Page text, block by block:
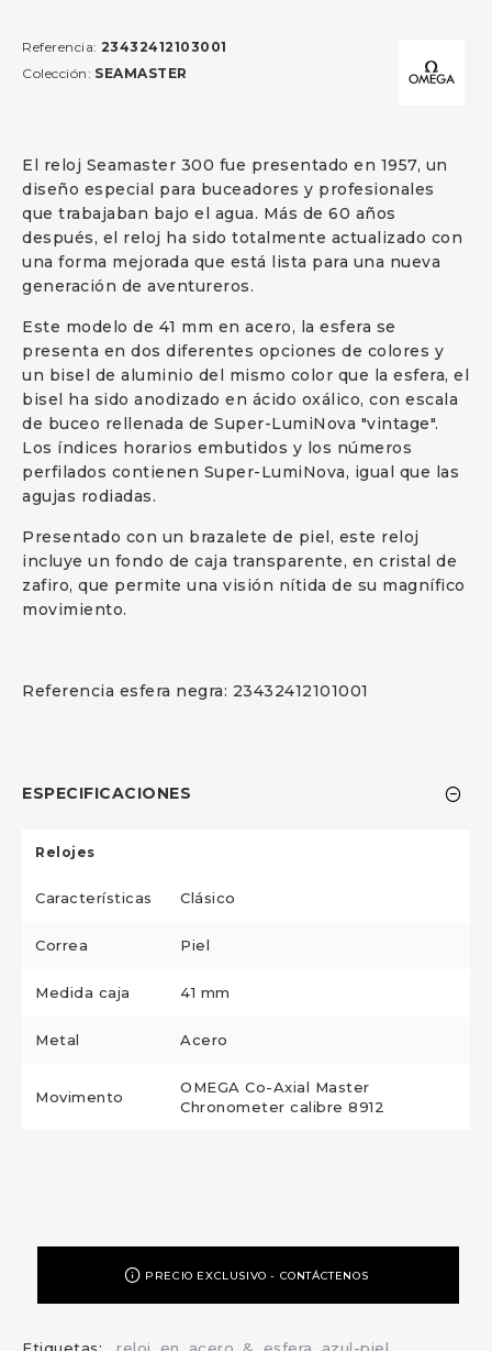
El reloj Seamaster 300 fue presentado en 1957, un
diseño especial para buceadores y profesionales
que trabajaban bajo el agua. Más de 60 años
después, el reloj ha sido totalmente actualizado con
una forma mejorada que está lista para una nueva
generación de aventureros.
Este modelo de 41 mm en acero, la esfera se
presenta en dos diferentes opciones de colores y
un bisel de aluminio del mismo color que la esfera, el
bisel ha sido anodizado en ácido oxálico, con escala
de buceo rellenada de Super-LumiNova "vintage".
Los índices horarios embutidos y los números
perfilados contienen Super-LumiNova, igual que las
agujas rodiadas.
Presentado con un brazalete de piel, este reloj
incluye un fondo de caja transparente, en cristal de
zafiro, que permite una visión nítida de su magnífico
movimiento.
Referencia esfera negra: 23432412101001
ESPECIFICACIONES
Relojes
Características Clásico
Correa Piel
Medida caja 41 mm
Metal Acero
Movimento
OMEGA Co-Axial Master
Chronometer calibre 8912
Referencia: 23432412103001
Colección: SEAMASTER
PRECIO EXCLUSIVO - CONTÁCTENOS